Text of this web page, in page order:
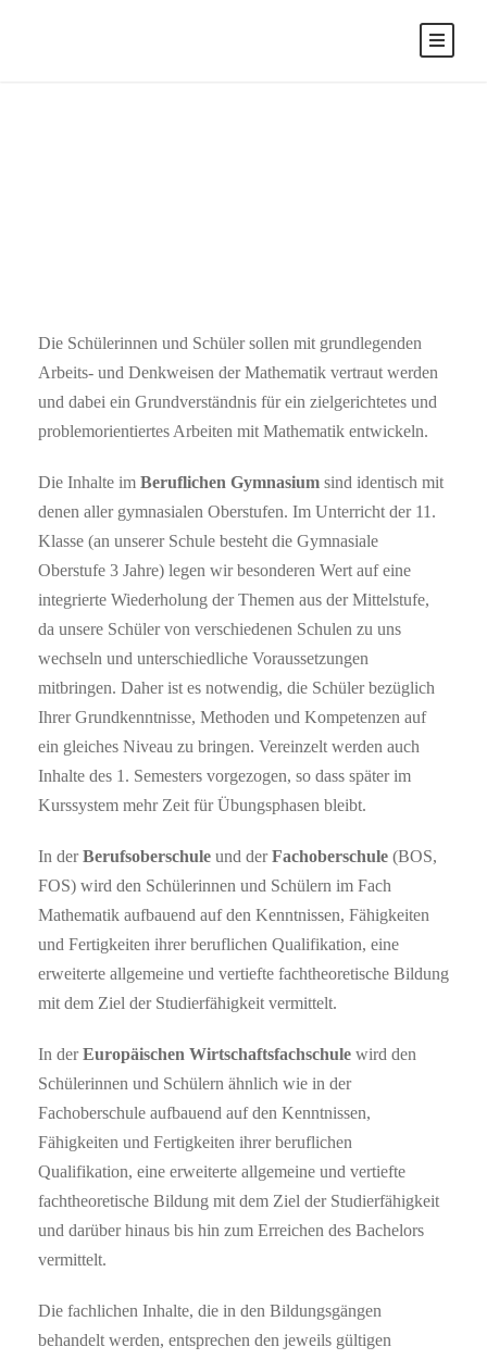
Die Schülerinnen und Schüler sollen mit grundlegenden
Arbeits- und Denkweisen der Mathematik vertraut werden
und dabei ein Grundverständnis für ein zielgerichtetes und
problemorientiertes Arbeiten mit Mathematik entwickeln.
Die Inhalte im Beruflichen Gymnasium sind identisch mit
denen aller gymnasialen Oberstufen. Im Unterricht der 11.
Klasse (an unserer Schule besteht die Gymnasiale
Oberstufe 3 Jahre) legen wir besonderen Wert auf eine
integrierte Wiederholung der Themen aus der Mittelstufe,
da unsere Schüler von verschiedenen Schulen zu uns
wechseln und unterschiedliche Voraussetzungen
mitbringen. Daher ist es notwendig, die Schüler bezüglich
Ihrer Grundkenntnisse, Methoden und Kompetenzen auf
ein gleiches Niveau zu bringen. Vereinzelt werden auch
Inhalte des 1. Semesters vorgezogen, so dass später im
Kurssystem mehr Zeit für Übungsphasen bleibt.
In derBerufsoberschule und derFachoberschule (BOS,
FOS) wird den Schülerinnen und Schülern im Fach
Mathematik aufbauend auf den Kenntnissen, Fähigkeiten
und Fertigkeiten ihrer beruflichen Qualifikation, eine
erweiterte allgemeine und vertiefte fachtheoretische Bildung
mit dem Ziel der Studierfähigkeit vermittelt.
In derEuropäischen Wirtschaftsfachschule wird den
Schülerinnen und Schülern ähnlich wie in der
Fachoberschule aufbauend auf den Kenntnissen,
Fähigkeiten und Fertigkeiten ihrer beruflichen
Qualifikation, eine erweiterte allgemeine und vertiefte
fachtheoretische Bildung mit dem Ziel der Studierfähigkeit
und darüber hinaus bis hin zum Erreichen des Bachelors
vermittelt.
Die fachlichen Inhalte, die in den Bildungsgängen
behandelt werden, entsprechen den jeweils gültigen